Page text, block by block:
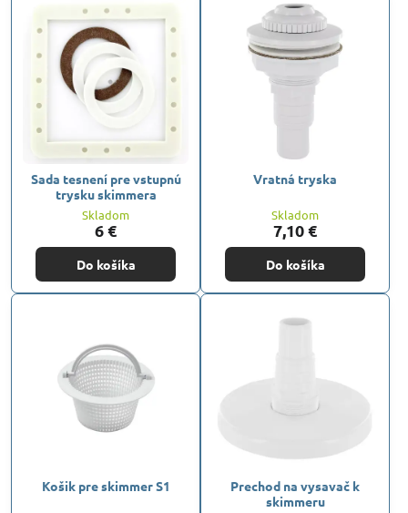
Sada tesnení pre vstupnú
trysku skimmera
Skladom
6 €
Do košíka
Vratná tryska
Skladom
7,10 €
Do košíka
Košik pre skimmer S1
Prechod na vysavač k
skimmeru